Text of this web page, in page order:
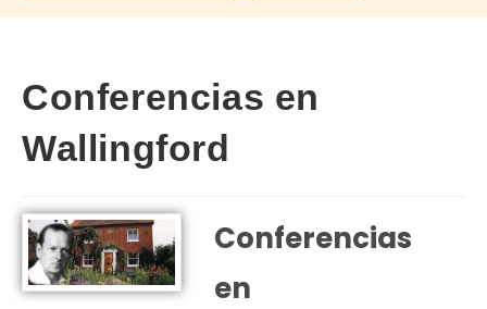
Conferencias en
Wallingford
Conferencias
en